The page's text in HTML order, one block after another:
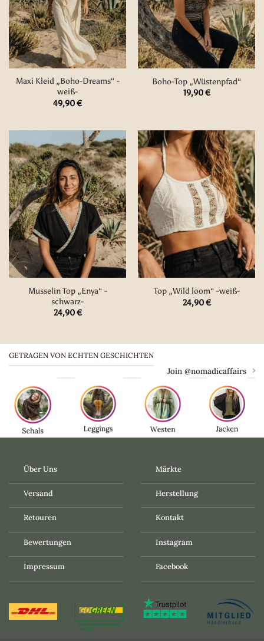
Maxi Kleid „Boho-Dreams“ -
weiß-
49,90€
Boho-Top „Wüstenpfad“
19,90€
Musselin Top „Enya“ -
schwarz-
24,90€
Top „Wild loom“ -weiß-
24,90€
GETRAGEN VON ECHTEN GESCHICHTEN
Join @nomadicaffairs
Über Uns
Versand
Retouren
Bewertungen
Impressum
Märkte
Herstellung
Kontakt
Instagram
Facebook